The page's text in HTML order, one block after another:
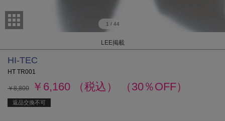
1 / 44
LEE掲載
HI-TEC
HT TR001
￥8,800 ￥6,160 （税込） （30％OFF）
返品交換不可